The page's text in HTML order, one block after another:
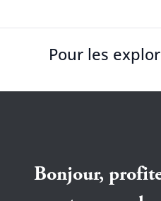
Pour les
Bonjour,